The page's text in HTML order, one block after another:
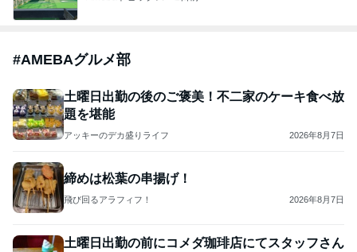
#AMEBAグルメ部
土曜日出勤の後のご褒美！不二家のケーキ食べ放
題を堪能
アッキーのデカ盛りライフ 2026年8月7日
締めは松葉の串揚げ！
飛び回るアラフィフ！ 2026年8月7日
土曜日出勤の前にコメダ珈琲店にてスタッフさん